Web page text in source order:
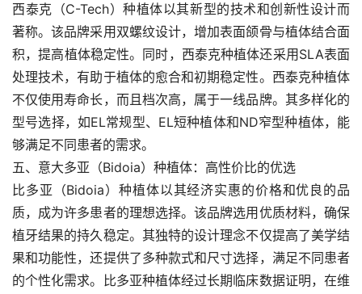
西泰克（C-Tech）种植体以其新型的技术和创新性设计而
著称。该品牌采用双螺纹设计，增加表面颌骨与植体结合面
积，提高植体稳定性。同时，西泰克种植体还采用SLA表面
处理技术，有助于植体的愈合和初期稳定性。西泰克种植体
不仅使用寿命长，而且档次高，属于一线品牌。其多样化的
型号选择，如EL常规型、EL短种植体和ND窄型种植体，能
够满足不同患者的需求。
五、意大多亚（Bidoia）种植体：高性价比的优选
比多亚（Bidoia）种植体以其经济实惠的价格和优良的品
质，成为许多患者的理想选择。该品牌选用优质材料，确保
植牙结果的持久稳定。其独特的设计理念不仅提高了美学结
果和功能性，还提供了多种款式和尺寸选择，满足不同患者
的个性化需求。比多亚种植体经过长期临床数据证明，在维